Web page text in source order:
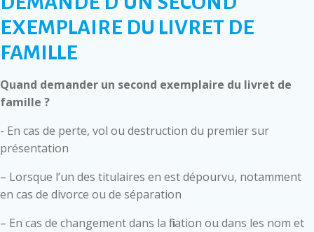
EXEMPLAIRE DU LIVRET DE
FAMILLE
Quand demander un second exemplaire du livret de
famille ?
- En cas de perte, vol ou destruction du premier sur
présentation
– Lorsque l’un des titulaires en est dépourvu, notamment
en cas de divorce ou de séparation
– En cas de changement dans la filiation ou dans les nom et